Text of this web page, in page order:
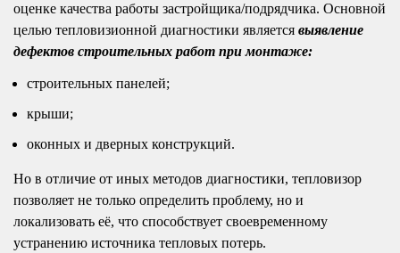
оценке качества работы застройщика/подрядчика. Основной
целью тепловизионной диагностики является выявление
дефектов строительных работ при монтаже:
строительных панелей;
крыши;
оконных и дверных конструкций.
Но в отличие от иных методов диагностики, тепловизор
позволяет не только определить проблему, но и
локализовать её, что способствует своевременному
устранению источника тепловых потерь.